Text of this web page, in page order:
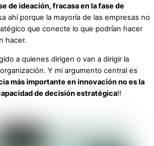
de ideación, fracasa en la fase de
ahí porque la mayoría de las empresas no
que conecte lo que podrían hacer
hacer.
a quienes dirigen o van a dirigir la
Y mi argumento central es
más importante en innovación no es la
de decisión estratégica!!